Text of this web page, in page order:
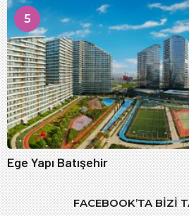
5
Ege Yapı Batışehir
FACEBOOK’TA BIZI